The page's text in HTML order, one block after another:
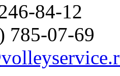
84-12
785-07-69